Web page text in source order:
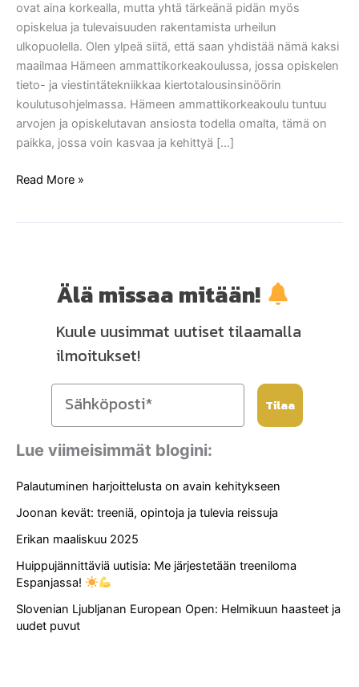
ovat aina korkealla, mutta yhtä tärkeänä pidän myös
opiskelua ja tulevaisuuden rakentamista urheilun
ulkopuolella. Olen ylpeä siitä, että saan yhdistää nämä kaksi
maailmaa Hämeen ammattikorkeakoulussa, jossa opiskelen
tieto- ja viestintätekniikkaa kiertotalousinsinöörin
koulutusohjelmassa. Hämeen ammattikorkeakoulu tuntuu
arvojen ja opiskelutavan ansiosta todella omalta, tämä on
paikka, jossa voin kasvaa ja kehittyä […]
|
Hämeen
ammattikorkeakoulu
Read More »
Älä missaa mitään!
Kuule uusimmat uutiset tilaamalla
ilmoitukset!
Tilaa
Lue viimeisimmät blogini:
Palautuminen harjoittelusta on avain kehitykseen
Joonan kevät: treeniä, opintoja ja tulevia reissuja
Erikan maaliskuu 2025
Huippujännittäviä uutisia: Me järjestetään treeniloma
Espanjassa!
Slovenian Ljubljanan European Open: Helmikuun haasteet ja
uudet puvut